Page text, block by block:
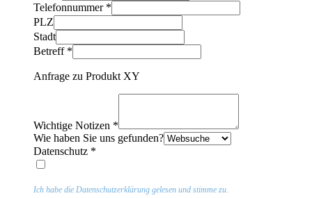
Telefonnummer*
PLZ
Stadt
Betreff*
Anfrage zu Produkt XY
Wichtige Notizen *
Wie haben Sie uns gefunden?
Datenschutz *
Ich habe die Datenschutzerklärung gelesen und stimme zu.